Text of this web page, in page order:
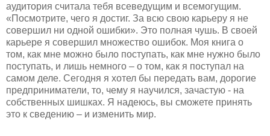
аудитория считала тебя всеведущим и всемогущим.
«Посмотрите, чего я достиг. За всю свою карьеру я не
совершил ни одной ошибки». Это полная чушь. В своей
карьере я совершил множество ошибок. Моя книга о
том, как мне можно было поступать, как мне нужно было
поступать, и лишь немного – о том, как я поступал на
самом деле. Сегодня я хотел бы передать вам, дорогие
предприниматели, то, чему я научился, зачастую - на
собственных шишках. Я надеюсь, вы сможете принять
это к сведению – и изменить мир.